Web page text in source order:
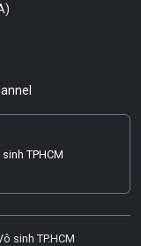
TPHCM
sinh TP.HCM